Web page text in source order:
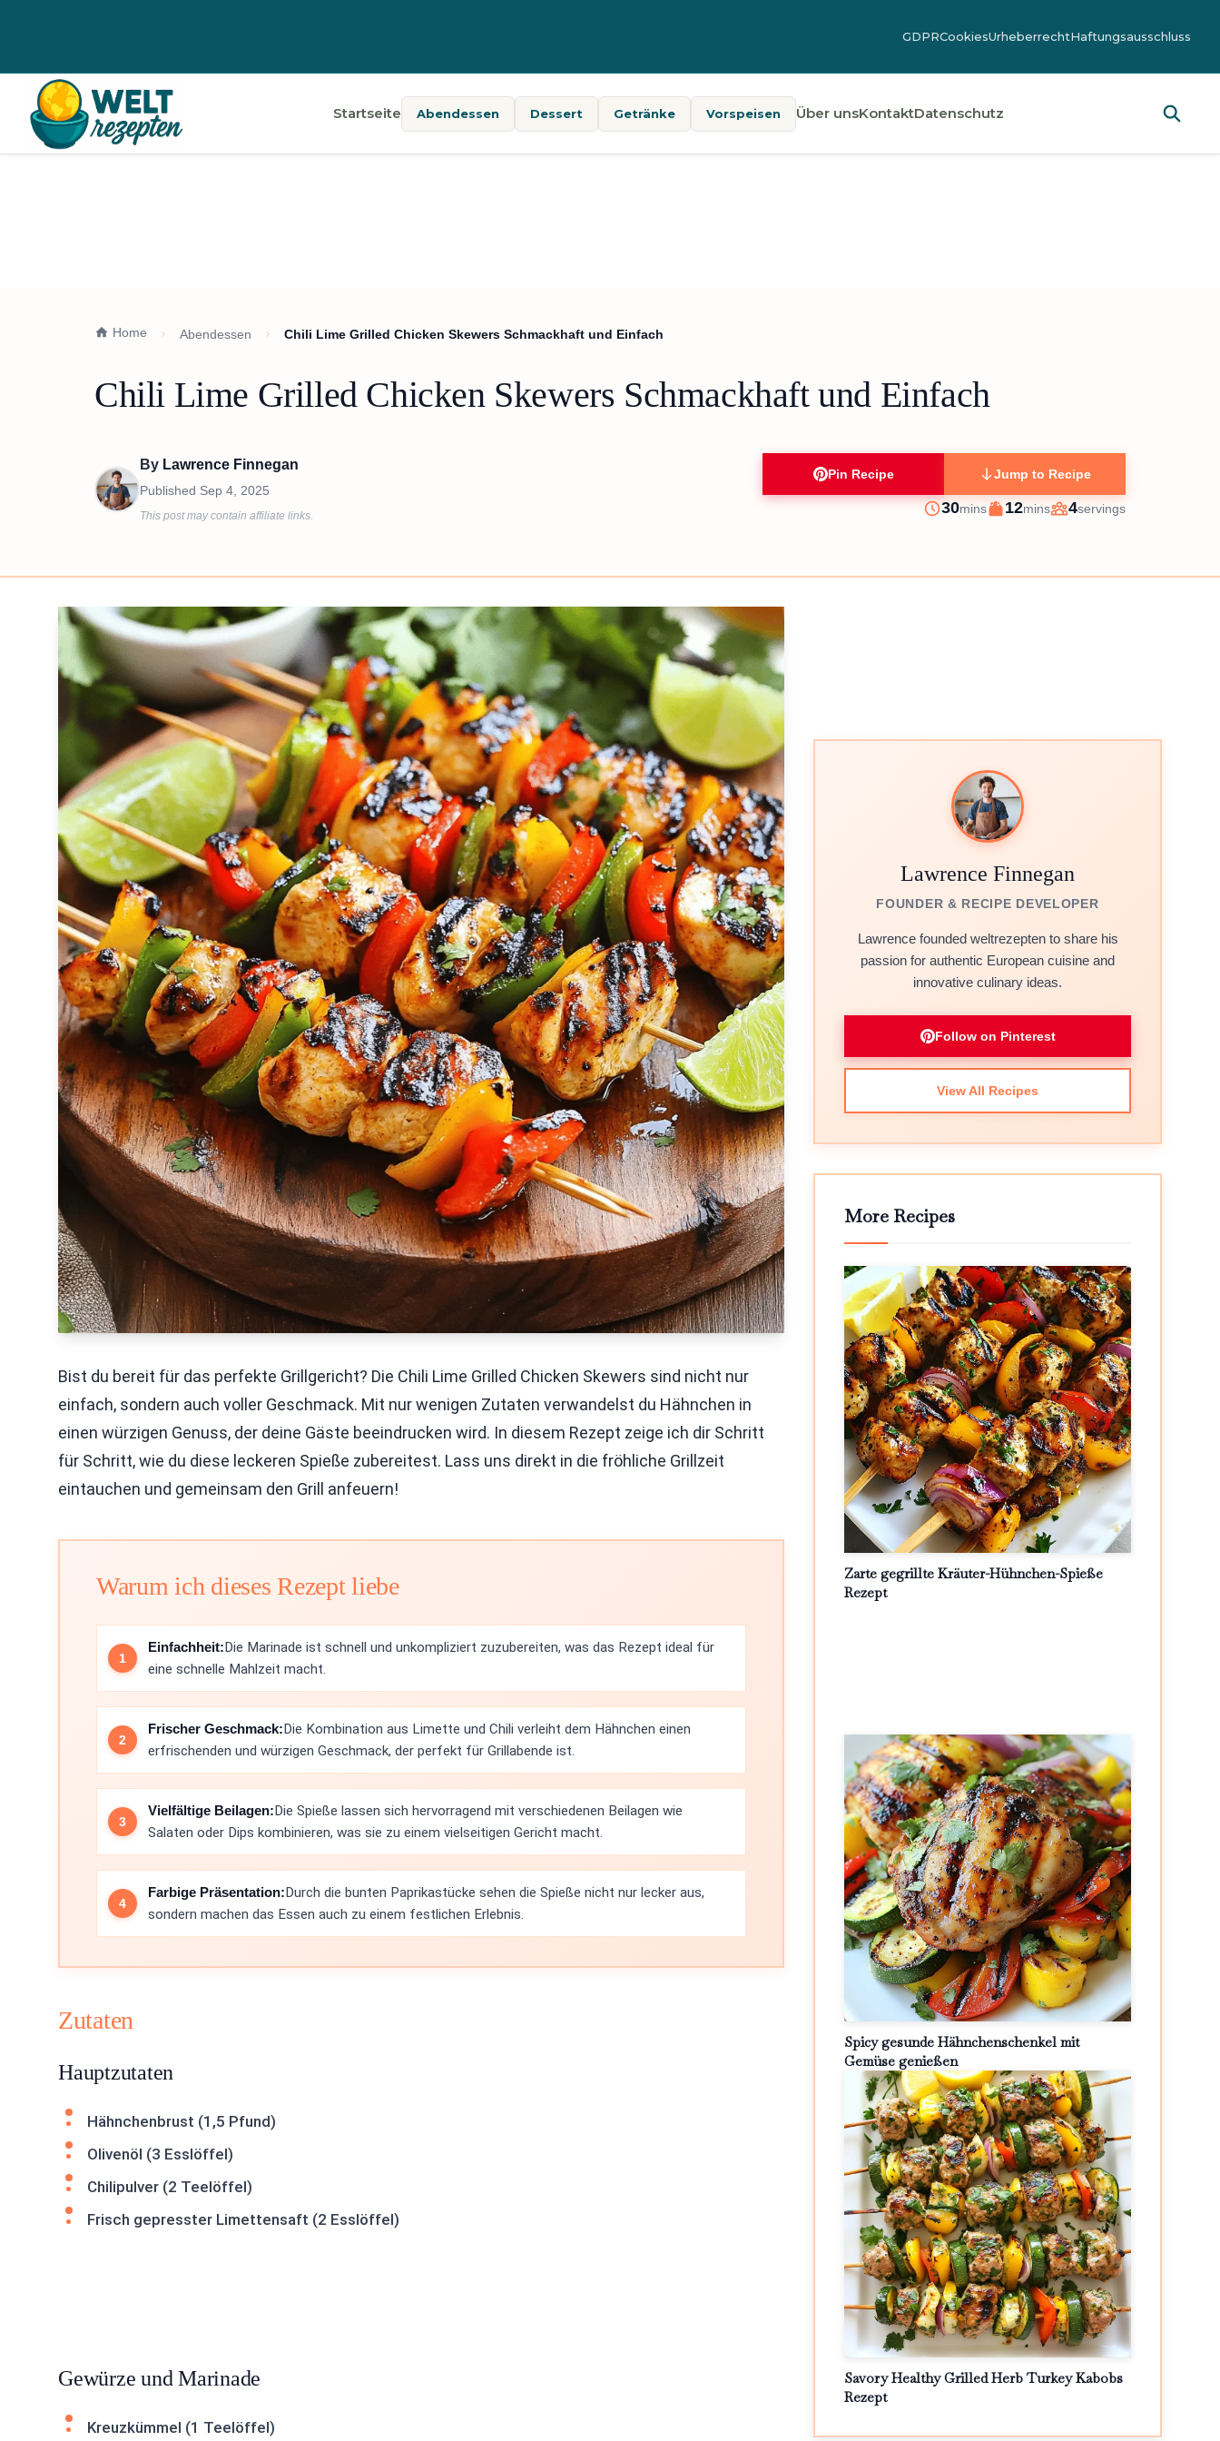
GDPRCookiesUrheberrechtHaftungsausschluss
Startseite Abendessen Dessert Getränke Vorspeisen Über unsKontaktDatenschutz
Home Abendessen Chili Lime Grilled Chicken Skewers Schmackhaft und Einfach
Chili Lime Grilled Chicken Skewers Schmackhaft und Einfach
By Lawrence Finnegan
Published Sep 4, 2025
This post may contain affiliate links.
Pin Recipe Jump to Recipe
Prep
30minutes
mins
Cook
12minutes
mins
Servings
4servings
Bist du bereit für das perfekte Grillgericht? Die Chili Lime Grilled Chicken Skewers sind nicht nur
einfach, sondern auch voller Geschmack. Mit nur wenigen Zutaten verwandelst du Hähnchen in
einen würzigen Genuss, der deine Gäste beeindrucken wird. In diesem Rezept zeige ich dir Schritt
für Schritt, wie du diese leckeren Spieße zubereitest. Lass uns direkt in die fröhliche Grillzeit
eintauchen und gemeinsam den Grill anfeuern!
Warum ich dieses Rezept liebe
Einfachheit:Die Marinade ist schnell und unkompliziert zuzubereiten, was das Rezept ideal für
eine schnelle Mahlzeit macht.
Frischer Geschmack:Die Kombination aus Limette und Chili verleiht dem Hähnchen einen
erfrischenden und würzigen Geschmack, der perfekt für Grillabende ist.
Vielfältige Beilagen:Die Spieße lassen sich hervorragend mit verschiedenen Beilagen wie
Salaten oder Dips kombinieren, was sie zu einem vielseitigen Gericht macht.
Farbige Präsentation:Durch die bunten Paprikastücke sehen die Spieße nicht nur lecker aus,
sondern machen das Essen auch zu einem festlichen Erlebnis.
Zutaten
Hauptzutaten
Hähnchenbrust (1,5 Pfund)
Olivenöl (3 Esslöffel)
Chilipulver (2 Teelöffel)
Frisch gepresster Limettensaft (2 Esslöffel)
Gewürze und Marinade
Kreuzkümmel (1 Teelöffel)
Lawrence Finnegan
FOUNDER & RECIPE DEVELOPER
Lawrence founded weltrezepten to share his
passion for authentic European cuisine and
innovative culinary ideas.
Follow on Pinterest
View All Recipes
More Recipes
Zarte gegrillte Kräuter-Hühnchen-Spieße
Rezept
Spicy gesunde Hähnchenschenkel mit
Gemüse genießen
Savory Healthy Grilled Herb Turkey Kabobs
Rezept